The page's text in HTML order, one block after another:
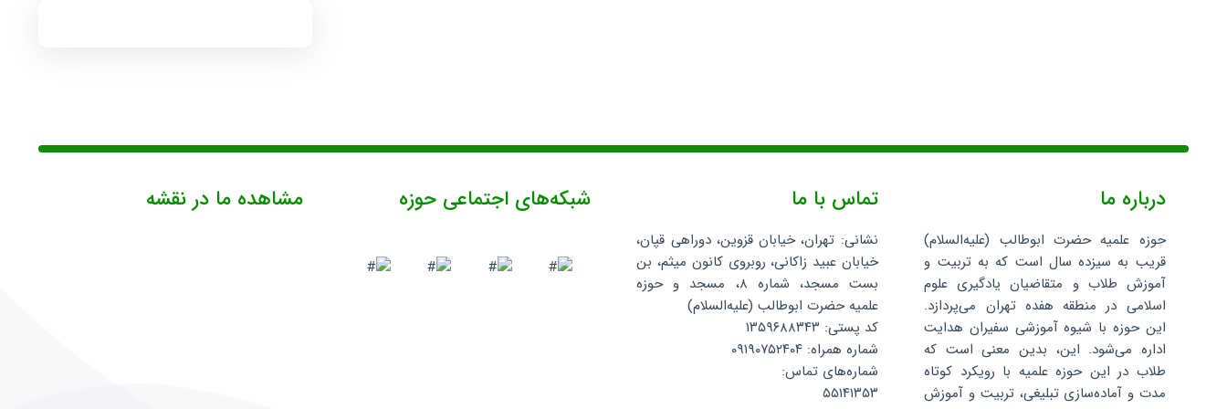
درباره ما
حوزه علمیه حضرت ابوطالب (علیه‌السلام)
قریب به سیزده سال است که به تربیت و
آموزش طلاب و متقاضیان یادگیری علوم
اسلامی در منطقه هفده تهران می‌پردازد.
این حوزه با شیوه آموزشی سفیران هدایت
اداره می‌شود. این، بدین معنی است که
طلاب در این حوزه علمیه با رویکرد کوتاه
مدت و آماده‌سازی تبلیغی، تربیت و آموزش
تماس با ما
نشانی: تهران، خیابان قزوین، دوراهی قپان،
خیابان عبید زاکانی، روبروی کانون میثم، بن
بست مسجد، شماره ۸، مسجد و حوزه
علمیه حضرت ابوطالب (علیه‌السلام)
کد پستی: ۱۳۵۹۶۸۸۳۴۳
شماره همراه: ۰۹۱۹۰۷۵۲۴۰۴
شماره‌های تماس:
۵۵۱۴۱۳۵۳
شبکه‌های اجتماعی حوزه مشاهده ما در نقشه